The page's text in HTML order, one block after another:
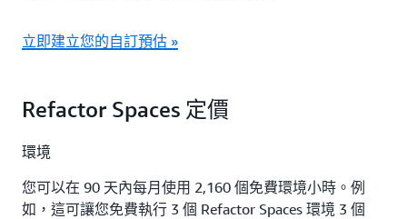
立即建立您的自訂預估 »
Refactor Spaces 定價
環境
您可以在 90 天內每月使用 2,160 個免費環境小時。例
如，這可讓您免費執行 3 個 Refactor Spaces 環境 3 個